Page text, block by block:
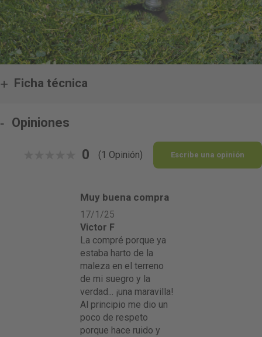
Ficha técnica
Opiniones
0 (1 Opinión) Escribe una opinión
Muy buena compra
17/1/25
Victor F
La compré porque ya
estaba harto de la
maleza en el terreno
de mi suegro y la
verdad... ¡una maravilla!
Al principio me dio un
poco de respeto
porque hace ruido y